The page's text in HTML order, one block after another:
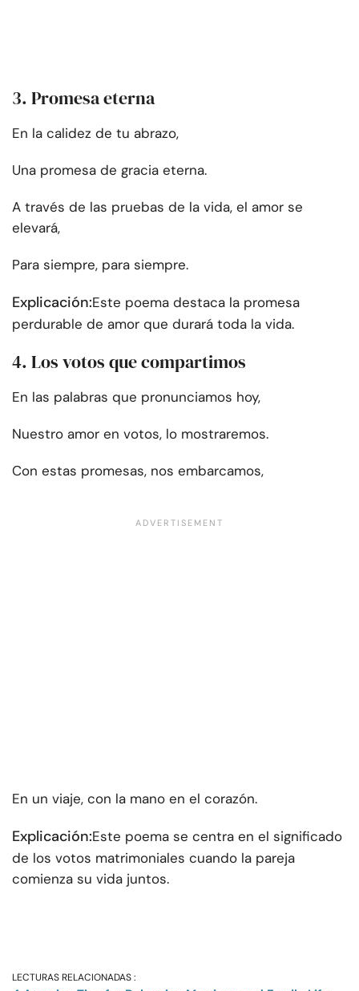
3. Promesa eterna
En la calidez de tu abrazo,
Una promesa de gracia eterna.
A través de las pruebas de la vida, el amor se
elevará,
Para siempre, para siempre.
Explicación:Este poema destaca la promesa
perdurable de amor que durará toda la vida.
4. Los votos que compartimos
En las palabras que pronunciamos hoy,
Nuestro amor en votos, lo mostraremos.
Con estas promesas, nos embarcamos,
En un viaje, con la mano en el corazón.
Explicación:Este poema se centra en el significado
de los votos matrimoniales cuando la pareja
comienza su vida juntos.
LECTURAS RELACIONADAS :